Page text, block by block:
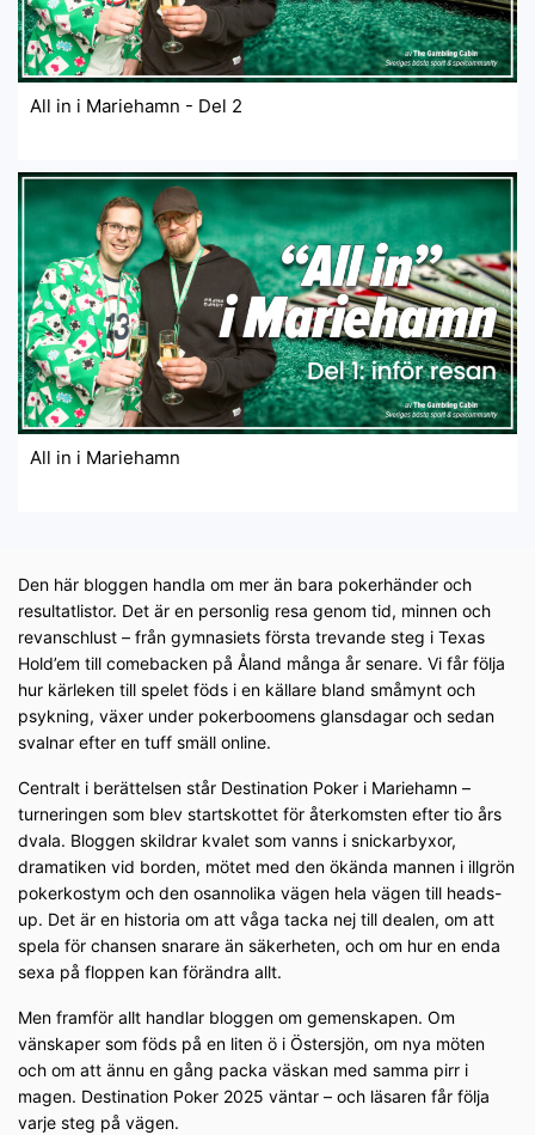
All in i Mariehamn - Del 2
All in i Mariehamn
Den här bloggen handla om mer än bara pokerhänder och
resultatlistor. Det är en personlig resa genom tid, minnen och
revanschlust – från gymnasiets första trevande steg i Texas
Hold’em till comebacken på Åland många år senare. Vi får följa
hur kärleken till spelet föds i en källare bland småmynt och
psykning, växer under pokerboomens glansdagar och sedan
svalnar efter en tuff smäll online.
Centralt i berättelsen står Destination Poker i Mariehamn –
turneringen som blev startskottet för återkomsten efter tio års
dvala. Bloggen skildrar kvalet som vanns i snickarbyxor,
dramatiken vid borden, mötet med den ökända mannen i illgrön
pokerkostym och den osannolika vägen hela vägen till heads-
up. Det är en historia om att våga tacka nej till dealen, om att
spela för chansen snarare än säkerheten, och om hur en enda
sexa på floppen kan förändra allt.
Men framför allt handlar bloggen om gemenskapen. Om
vänskaper som föds på en liten ö i Östersjön, om nya möten
och om att ännu en gång packa väskan med samma pirr i
magen. Destination Poker 2025 väntar – och läsaren får följa
varje steg på vägen.